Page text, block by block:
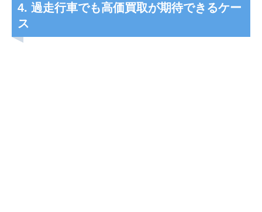
4. 過走行車でも高価買取が期待できるケー
ス